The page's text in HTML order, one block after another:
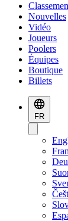
Nouvelles
Vidéo
Joueurs
Poolers
Équipes
Boutique
Billets
FR